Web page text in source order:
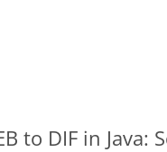
to DIF in